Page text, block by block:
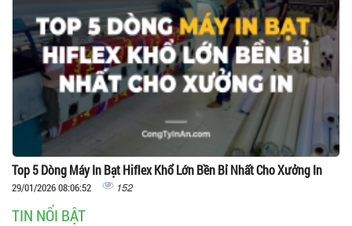
Top 5 Dòng Máy In Bạt Hiflex Khổ Lớn Bền Bỉ Nhất Cho Xưởng In
29/01/2026 08:06:52 152
TIN NỔI BẬT